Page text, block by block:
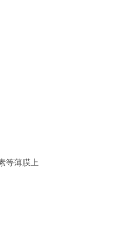
等薄膜上